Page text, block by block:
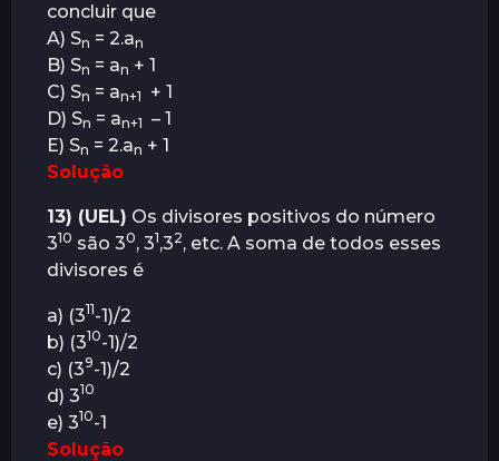
concluir que
A) Sn = 2.an
B) Sn = an + 1
C) Sn = an+1
+ 1
D) Sn = an+1 – 1
E) Sn = 2.an + 1
Solução
13) (UEL) Os divisores positivos do número
310 são 30, 31,32, etc. A soma de todos esses
divisores é
a) (311-1)/2
b) (310-1)/2
c) (39-1)/2
d) 310
e) 310-1
Solução